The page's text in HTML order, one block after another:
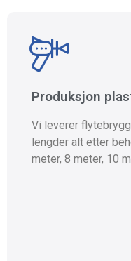
Produksjon
Vi leverer
lengder alt etter
meter, 8 meter, 10
Vi leverer
lengder alt etter
Ta kontakt